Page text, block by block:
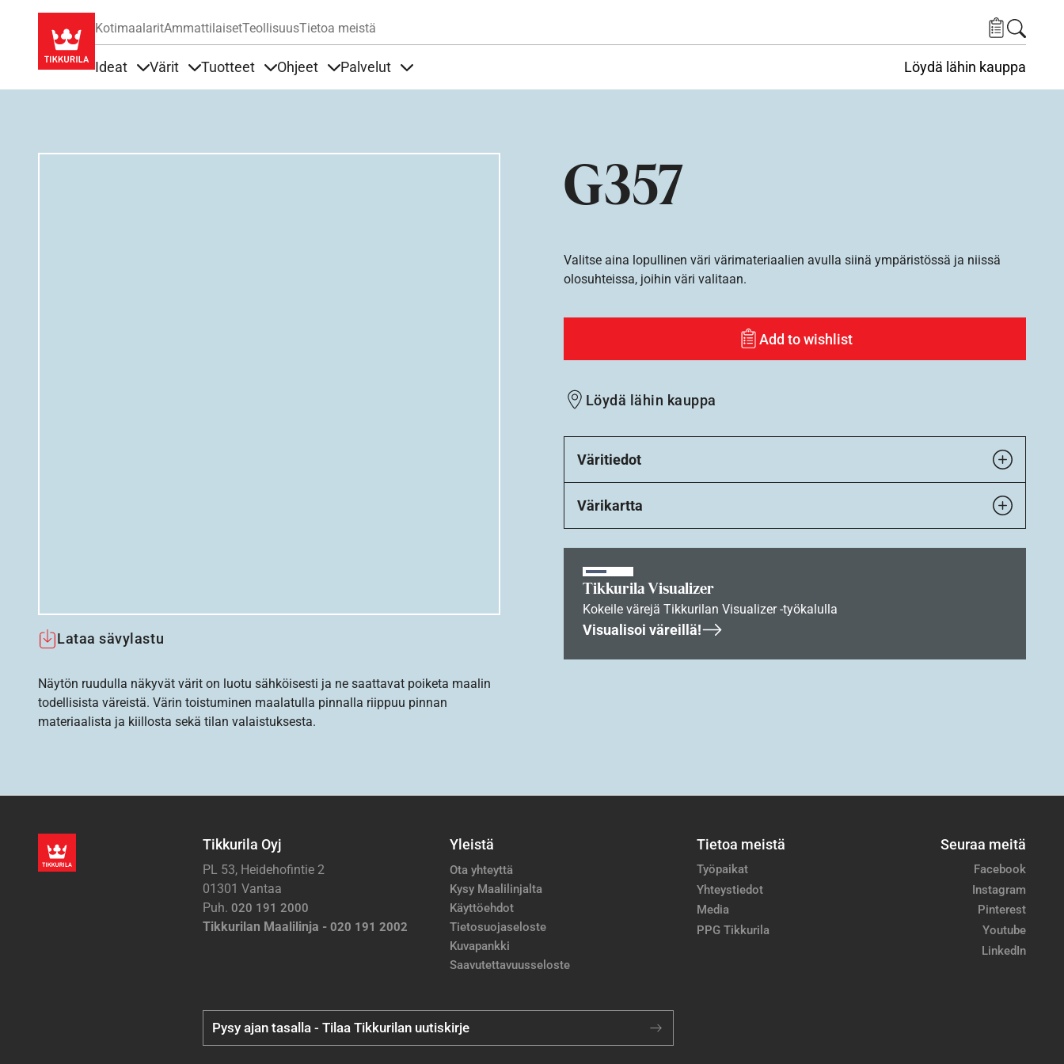
KotimaalaritAmmattilaisetTeollisuusTietoa meistä
Ideat Värit Tuotteet Ohjeet Palvelut Löydä lähin kauppa
G357
Lataa sävylastu
Näytön ruudulla näkyvät värit on luotu sähköisesti ja ne saattavat poiketa maalin
todellisista väreistä. Värin toistuminen maalatulla pinnalla riippuu pinnan
materiaalista ja kiillosta sekä tilan valaistuksesta.
Valitse aina lopullinen väri värimateriaalien avulla siinä ympäristössä ja niissä
olosuhteissa, joihin väri valitaan.
Add to wishlist
Löydä lähin kauppa
Väritiedot
Värikartta
Tikkurila Visualizer
Kokeile värejä Tikkurilan Visualizer -työkalulla
Visualisoi väreillä!
Tikkurila Oyj
PL 53, Heidehofintie 2
01301 Vantaa
Puh. 020 191 2000
Tikkurilan Maalilinja - 020 191 2002
Yleistä
Ota yhteyttä
Kysy Maalilinjalta
Käyttöehdot
Tietosuojaseloste
Kuvapankki
Saavutettavuusseloste
Tietoa meistä
Työpaikat
Yhteystiedot
Media
PPG Tikkurila
Seuraa meitä
Facebook
Instagram
Pinterest
Youtube
LinkedIn
Pysy ajan tasalla - Tilaa Tikkurilan uutiskirje